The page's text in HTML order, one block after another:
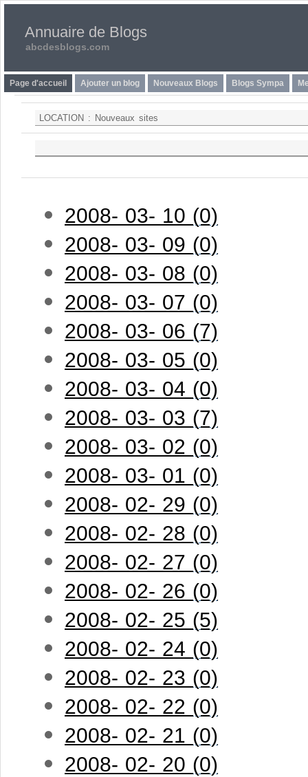
Annuaire de Blogs
abcdesblogs.com
Page d'accueil Ajouter un blog Nouveaux Blogs Blogs Sympa
LOCATION : Nouveaux sites
2008- 03- 10 (0)
2008- 03- 09 (0)
2008- 03- 08 (0)
2008- 03- 07 (0)
2008- 03- 06 (7)
2008- 03- 05 (0)
2008- 03- 04 (0)
2008- 03- 03 (7)
2008- 03- 02 (0)
2008- 03- 01 (0)
2008- 02- 29 (0)
2008- 02- 28 (0)
2008- 02- 27 (0)
2008- 02- 26 (0)
2008- 02- 25 (5)
2008- 02- 24 (0)
2008- 02- 23 (0)
2008- 02- 22 (0)
2008- 02- 21 (0)
2008- 02- 20 (0)